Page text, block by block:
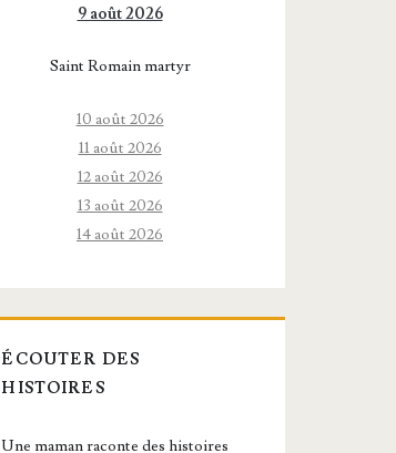
9 août 2026
Saint Romain martyr
10 août 2026
11 août 2026
12 août 2026
13 août 2026
14 août 2026
ÉCOUTER DES
HISTOIRES
Une maman raconte des histoires